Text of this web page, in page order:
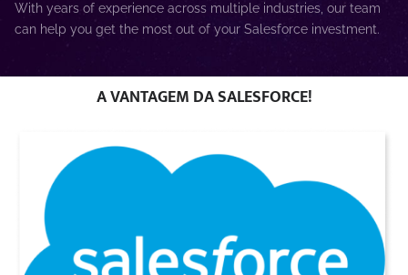
With years of experience across multiple industries, our team
can help you get the most out of your Salesforce investment.
A VANTAGEM DA SALESFORCE!